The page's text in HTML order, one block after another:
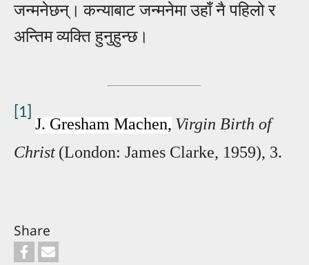
जन्मनेछन्। कन्याबाट जन्मनेमा उहाँ नै पहिलो र
अन्तिम व्यक्ति हुनुहुन्छ।
[1]
J. Gresham Machen, Virgin Birth of
Christ (London: James Clarke, 1959), 3.
Share